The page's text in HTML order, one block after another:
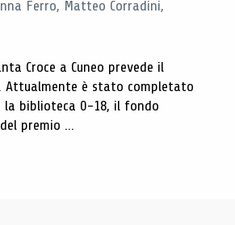
Ferro, Matteo Corradini,
Croce a Cuneo prevede il
Attualmente è stato completato
biblioteca 0-18, il fondo
premio ...